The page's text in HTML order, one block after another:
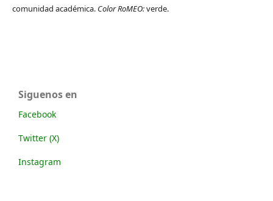
comunidad académica. Color RoMEO:verde.
Siguenos en
Facebook
Twitter (X)
Instagram